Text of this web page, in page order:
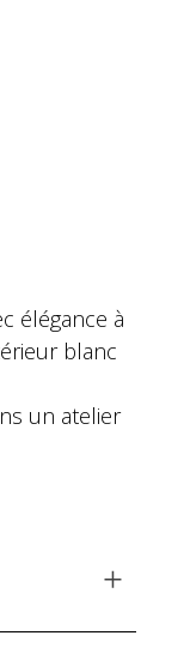
élégance à
blanc
un atelier